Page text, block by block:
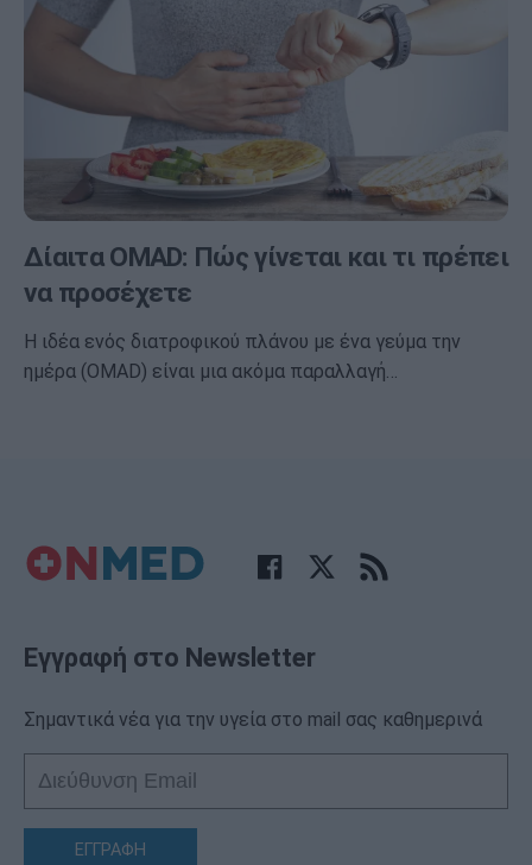
Δίαιτα OMAD: Πώς γίνεται και τι πρέπει
να προσέχετε
Η ιδέα ενός διατροφικού πλάνου με ένα γεύμα την
ημέρα (OMAD) είναι μια ακόμα παραλλαγή…
Εγγραφή στο Newsletter
Σημαντικά νέα για την υγεία στο mail σας καθημερινά
ΕΓΓΡΑΦΗ